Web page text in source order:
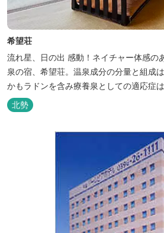
希望荘
流れ星、日の出 感動！ネイチャー体感の
泉の宿、希望荘。温泉成分の分量と組成
かもラドンを含み療養泉としての適応症
に、ご宿泊はもちろん日帰り入浴もお気軽
気浴ラドンの泉も新たにオープン！ぜひ
北勢